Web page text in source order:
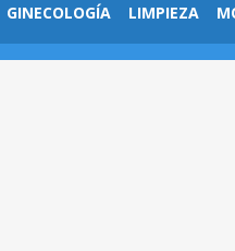
GINECOLOGÍA LIMPIEZA